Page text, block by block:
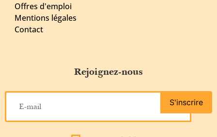
Offres d'emploi
Mentions légales
Contact
Rejoignez-nous
S'inscrire